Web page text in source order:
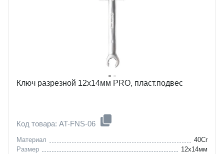
Ключ разрезной 12х14мм PRO, пласт.подвес
Код товара: AT-FNS-06
Материал
40Cr
Размер
12x14мм